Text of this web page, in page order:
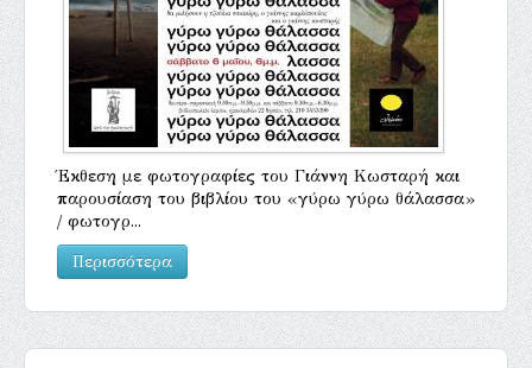
Έκθεση με φωτογραφίες του Γιάννη Κωσταρή και
παρουσίαση του βιβλίου του «γύρω γύρω θάλασσα»
/ φωτογρ...
Περισσότερα